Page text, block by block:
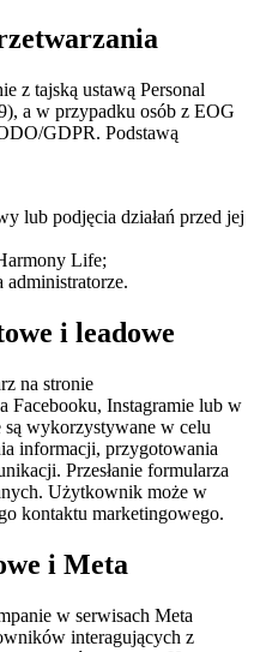
z tajską ustawą Personal
a w przypadku osób z EOG
GDPR. Podstawą
lub podjęcia działań przed jej
Life;
i leadowe
na stronie
Facebooku, Instagramie lub w
są wykorzystywane w celu
informacji, przygotowania
Przesłanie formularza
Użytkownik może w
kontaktu marketingowego.
i Meta
w serwisach Meta
interagujących z